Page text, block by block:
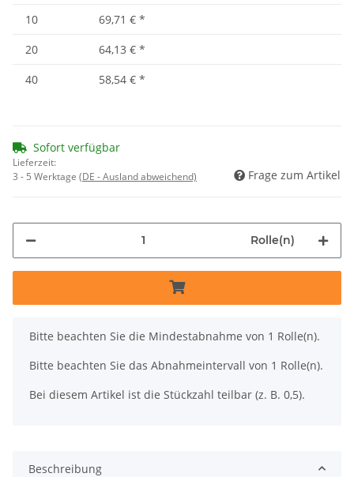
10
69,71 € *
20
64,13 € *
40
58,54 € *
Sofort verfügbar
Lieferzeit:
3 - 5 Werktage (DE - Ausland abweichend) Frage zum Artikel
Rolle(n)
x
Bitte beachten Sie die Mindestabnahme von 1 Rolle(n).
Bitte beachten Sie das Abnahmeintervall von 1 Rolle(n).
Bei diesem Artikel ist die Stückzahl teilbar (z. B. 0,5).
Beschreibung